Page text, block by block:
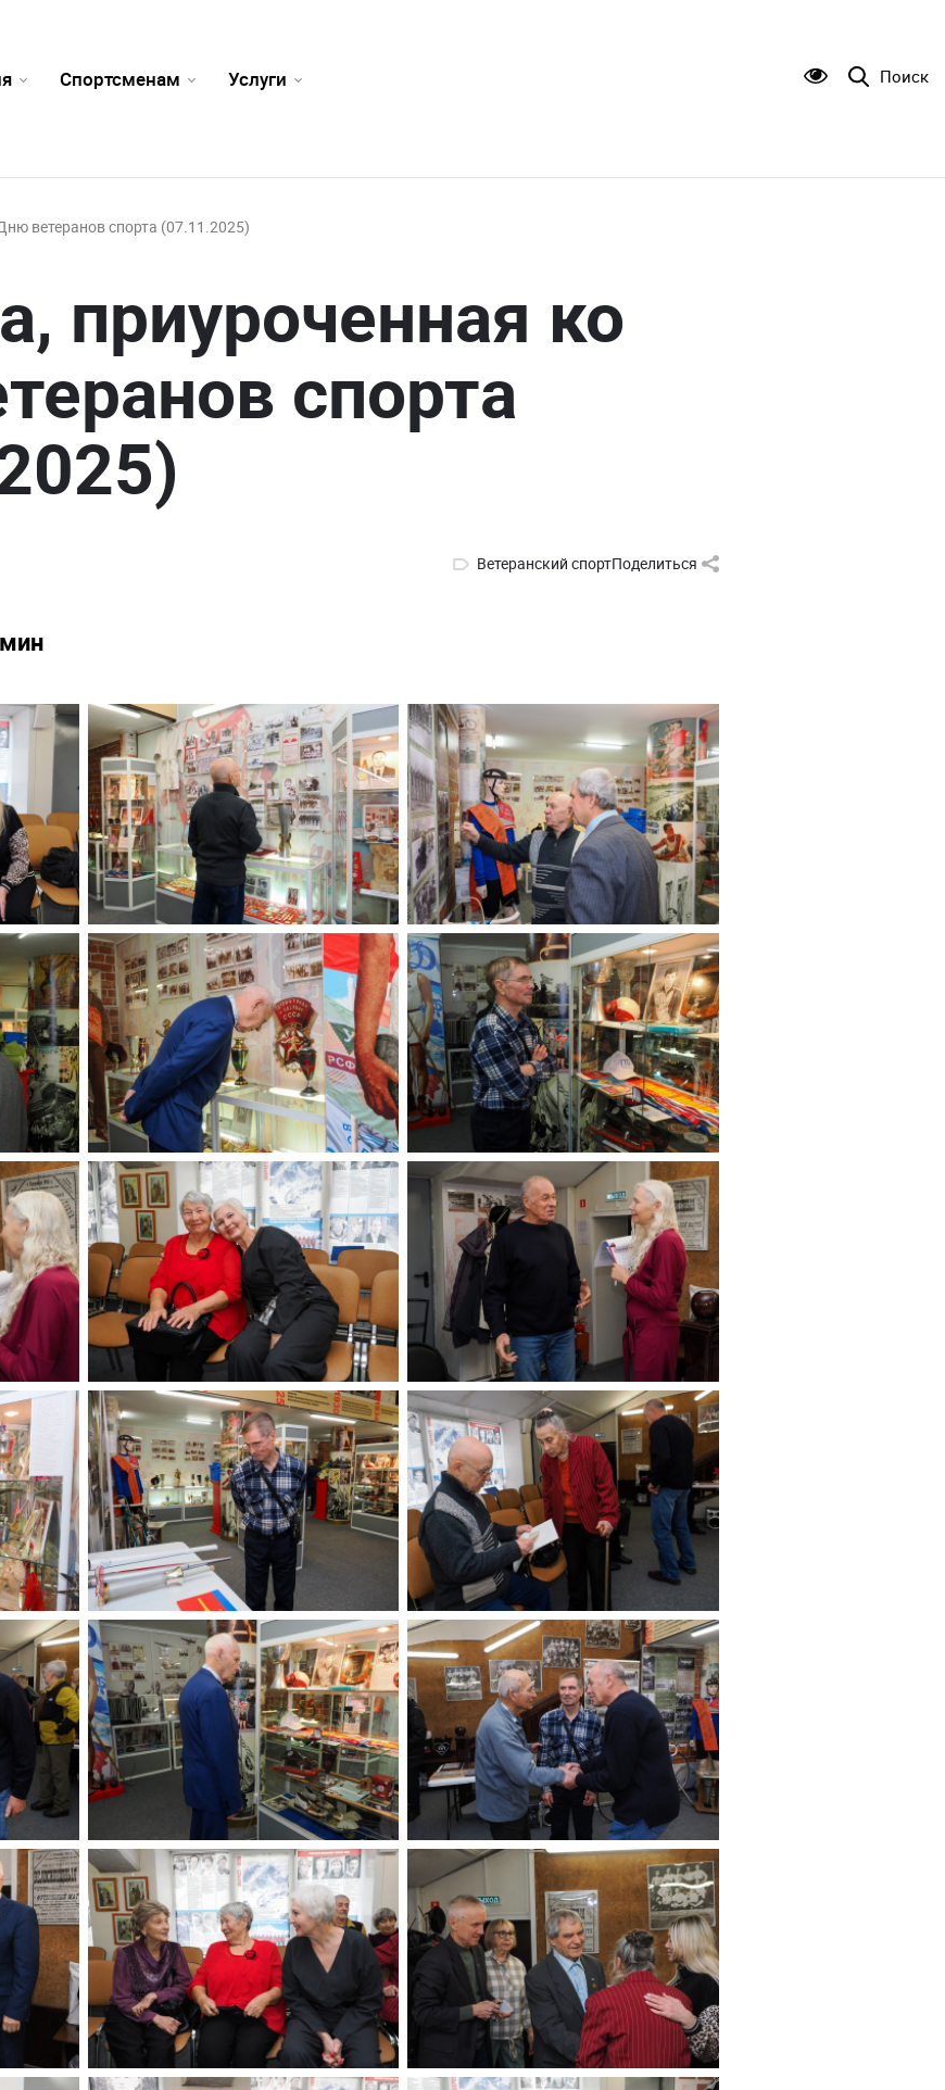
Спортсменам Услуги Поиск
ветеранов спорта (07.11.2025)
приуроченная ко
спорта
Ветеранский спортПоделиться